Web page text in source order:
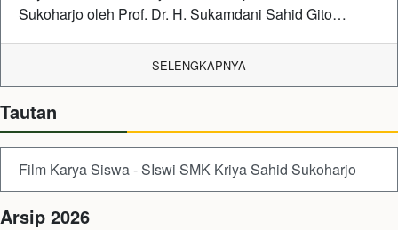
Sukoharjo oleh Prof. Dr. H. Sukamdani Sahid Gito…
SELENGKAPNYA
Tautan
Film Karya Siswa - SIswi SMK Kriya Sahid Sukoharjo
Arsip 2026